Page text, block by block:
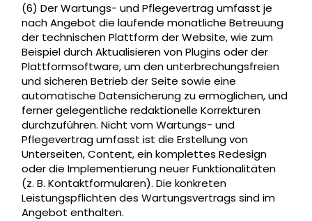
(6) Der Wartungs- und Pflegevertrag umfasst je
nach Angebot die laufende monatliche Betreuung
der technischen Plattform der Website, wie zum
Beispiel durch Aktualisieren von Plugins oder der
Plattformsoftware, um den unterbrechungsfreien
und sicheren Betrieb der Seite sowie eine
automatische Datensicherung zu ermöglichen, und
ferner gelegentliche redaktionelle Korrekturen
durchzuführen. Nicht vom Wartungs- und
Pflegevertrag umfasst ist die Erstellung von
Unterseiten, Content, ein komplettes Redesign
oder die Implementierung neuer Funktionalitäten
(z. B. Kontaktformularen). Die konkreten
Leistungspflichten des Wartungsvertrags sind im
Angebot enthalten.